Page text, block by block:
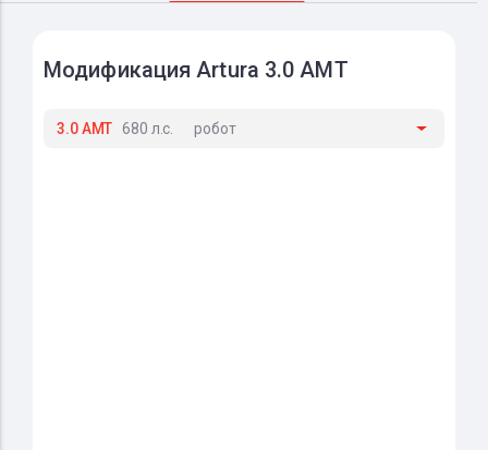
Модификация Artura 3.0 AMT
3.0 AMT 680 л.с. робот